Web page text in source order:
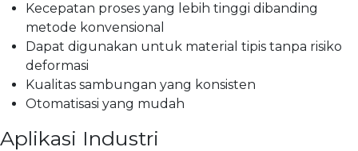
Kecepatan proses yang lebih tinggi dibanding
metode konvensional
Dapat digunakan untuk material tipis tanpa risiko
deformasi
Kualitas sambungan yang konsisten
Otomatisasi yang mudah
Aplikasi Industri